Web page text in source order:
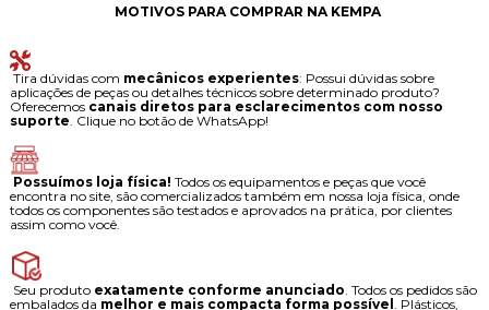
MOTIVOS PARA COMPRAR NA KEMPA
Tira dúvidas com mecânicos experientes: Possui dúvidas sobre
aplicações de peças ou detalhes técnicos sobre determinado produto?
Oferecemos canais diretos para esclarecimentos com nosso
suporte . Clique no botão de WhatsApp!
Possuímos loja física! Todos os equipamentos e peças que você
encontra no site, são comercializados também em nossa loja física, onde
todos os componentes são testados e aprovados na prática, por clientes
assim como você.
Seu produto exatamente conforme anunciado . Todos os pedidos são
embalados da melhor e mais compacta forma possível . Plásticos,